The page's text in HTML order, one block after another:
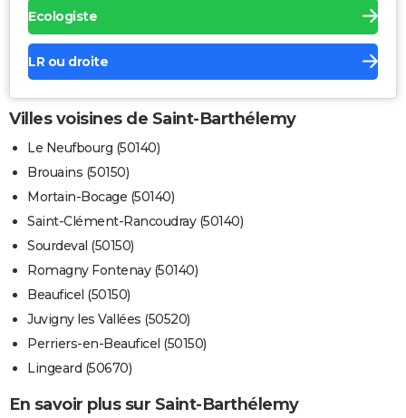
Ecologiste
LR ou droite
Villes voisines de Saint-Barthélemy
Le Neufbourg (50140)
Brouains (50150)
Mortain-Bocage (50140)
Saint-Clément-Rancoudray (50140)
Sourdeval (50150)
Romagny Fontenay (50140)
Beauficel (50150)
Juvigny les Vallées (50520)
Perriers-en-Beauficel (50150)
Lingeard (50670)
En savoir plus sur Saint-Barthélemy